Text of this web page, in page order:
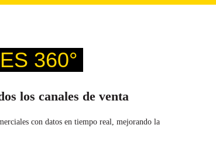
360°
los canales de venta
con datos en tiempo real, mejorando la